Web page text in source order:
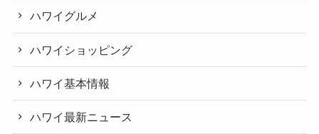
ハワイグルメ
ハワイショッピング
ハワイ基本情報
ハワイ最新ニュース